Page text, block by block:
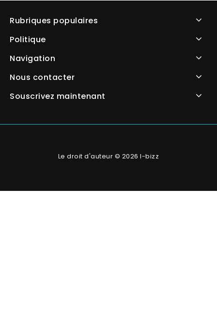
Rubriques populaires
Politique
Navigation
Nous contacter
Souscrivez maintenant
Le droit d'auteur © 2026 I-bizz